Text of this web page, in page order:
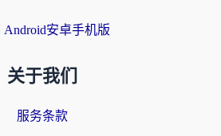
Android安卓手机版
关于我们
服务条款